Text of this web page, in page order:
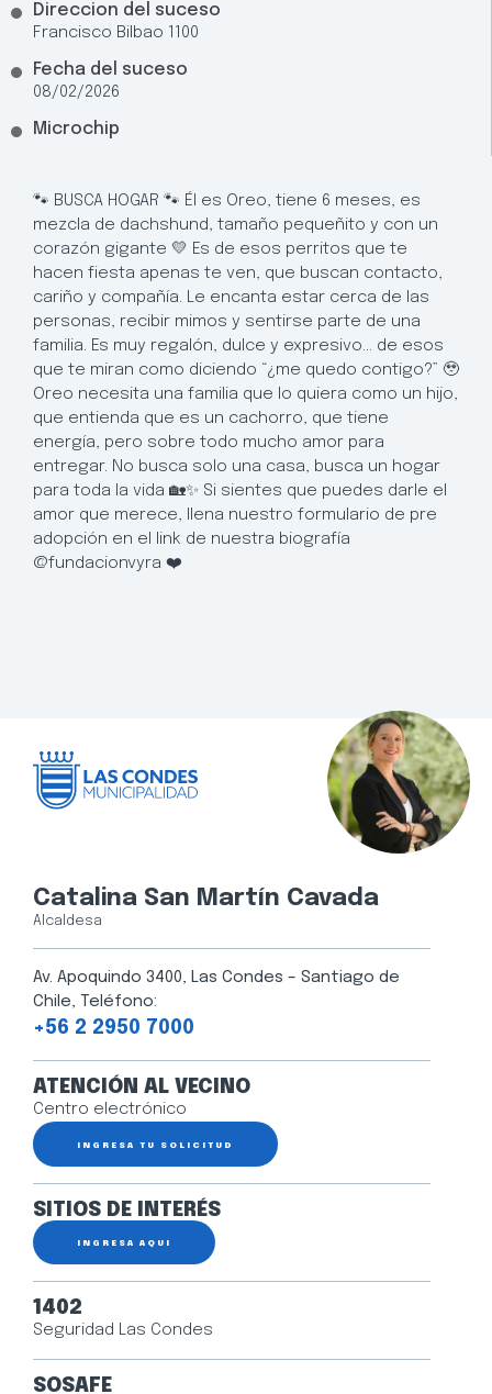
Direccion del suceso
Francisco Bilbao 1100
Fecha del suceso
08/02/2026
Microchip
🐾 BUSCA HOGAR 🐾 Él es Oreo, tiene 6 meses, es
mezcla de dachshund, tamaño pequeñito y con un
corazón gigante 💛 Es de esos perritos que te
hacen fiesta apenas te ven, que buscan contacto,
cariño y compañía. Le encanta estar cerca de las
personas, recibir mimos y sentirse parte de una
familia. Es muy regalón, dulce y expresivo… de esos
que te miran como diciendo “¿me quedo contigo?” 🥹
Oreo necesita una familia que lo quiera como un hijo,
que entienda que es un cachorro, que tiene
energía, pero sobre todo mucho amor para
entregar. No busca solo una casa, busca un hogar
para toda la vida 🏡✨ Si sientes que puedes darle el
amor que merece, llena nuestro formulario de pre
adopción en el link de nuestra biografía
@fundacionvyra ❤️
Catalina San Martín Cavada
Alcaldesa
Av. Apoquindo 3400, Las Condes – Santiago de
Chile, Teléfono:
+56 2 2950 7000
ATENCIÓN AL VECINO
Centro electrónico
INGRESA TU SOLICITUD
SITIOS DE INTERÉS
INGRESA AQUÍ
1402
Seguridad Las Condes
SOSAFE